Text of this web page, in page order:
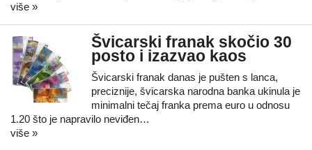
više »
Švicarski franak skočio 30
posto i izazvao kaos
Švicarski franak danas je pušten s lanca,
preciznije, švicarska narodna banka ukinula je
minimalni tečaj franka prema euro u odnosu
1.20 što je napravilo neviđen…
više »